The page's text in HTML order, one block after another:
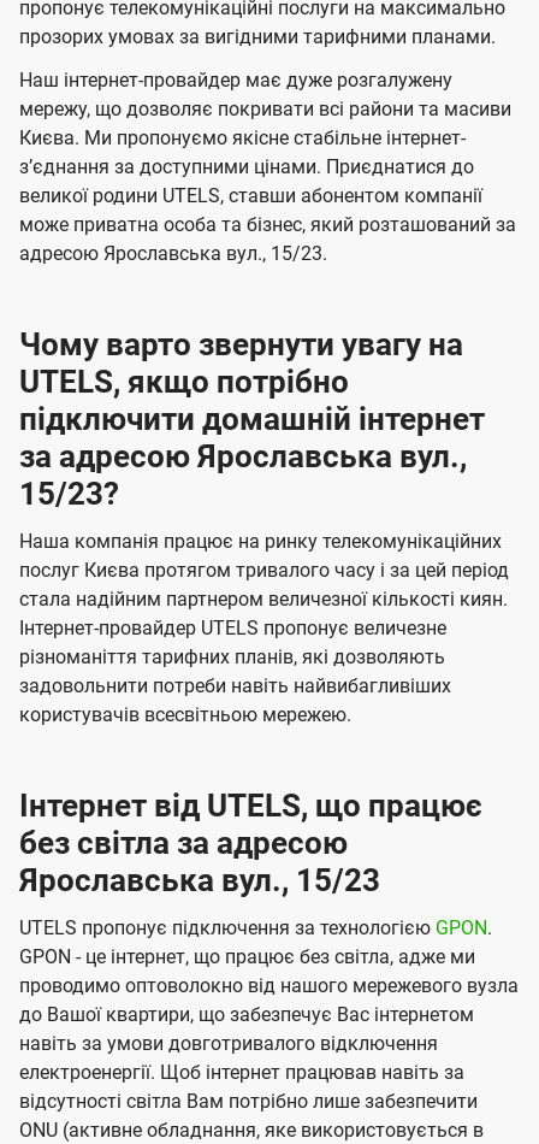
ї
U
t
e
l
s
а
ч
е
н
н
я
а
ч
е
н
н
я
пропонує телекомунікаційні послуги на максимально
прозорих умовах за вигідними тарифними планами.
Наш інтернет-провайдер має дуже розгалужену
мережу, що дозволяє покривати всі райони та масиви
Києва. Ми пропонуємо якісне стабільне інтернет-
зʼєднання за доступними цінами. Приєднатися до
великої родини UTELS, ставши абонентом компанії
може приватна особа та бізнес, який розташований за
адресою Ярославська вул., 15/23.
Чому варто звернути увагу на
UTELS, якщо потрібно
підключити домашній інтернет
за адресою Ярославська вул.,
15/23?
Наша компанія працює на ринку телекомунікаційних
послуг Києва протягом тривалого часу і за цей період
стала надійним партнером величезної кількості киян.
Інтернет-провайдер UTELS пропонує величезне
різноманіття тарифних планів, які дозволяють
задовольнити потреби навіть найвибагливіших
користувачів всесвітньою мережею.
Інтернет від UTELS, що працює
без світла за адресою
Ярославська вул., 15/23
UTELS пропонує підключення за технологією GPON.
GPON - це інтернет, що працює без світла, адже ми
проводимо оптоволокно від нашого мережевого вузла
до Вашої квартири, що забезпечує Вас інтернетом
навіть за умови довготривалого відключення
електроенергії. Щоб інтернет працював навіть за
відсутності світла Вам потрібно лише забезпечити
ONU (активне обладнання, яке використовується в